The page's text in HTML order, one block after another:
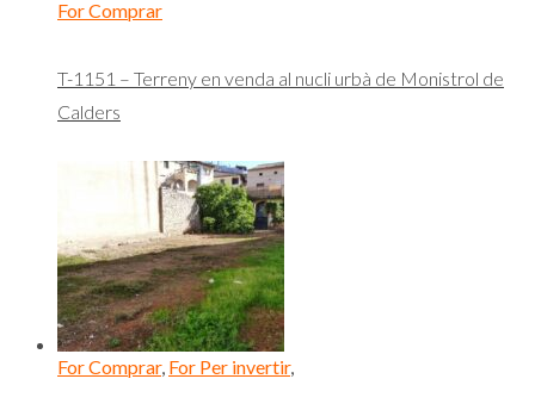
For Comprar
T-1151 – Terreny en venda al nucli urbà de Monistrol de
Calders
For Comprar, For Per invertir,